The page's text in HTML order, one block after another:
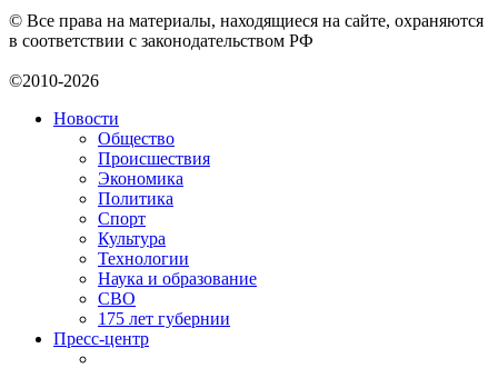
© Все права на материалы, находящиеся на сайте, охраняются
в соответствии с законодательством РФ
©2010-2026
Новости
Общество
Происшествия
Экономика
Политика
Спорт
Культура
Технологии
Наука и образование
СВО
175 лет губернии
Пресс-центр